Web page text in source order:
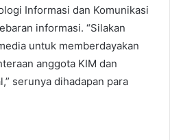
Informasi dan Komunikasi
informasi. “Silakan
untuk memberdayakan
anggota KIM dan
serunya dihadapan para